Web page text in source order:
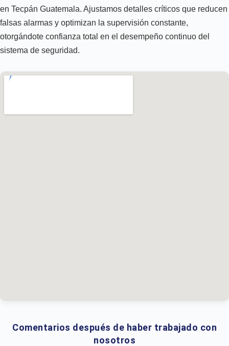
en Tecpán Guatemala. Ajustamos detalles críticos que reducen
falsas alarmas y optimizan la supervisión constante,
otorgándote confianza total en el desempeño continuo del
sistema de seguridad.
Comentarios después de haber trabajado con
nosotros